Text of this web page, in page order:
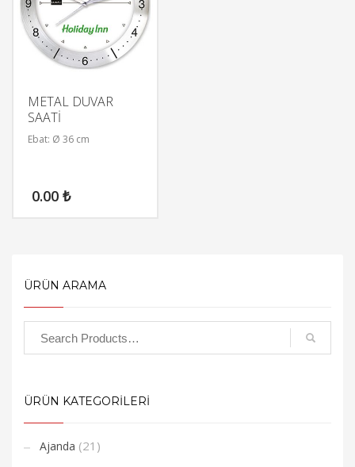
METAL DUVAR
SAATİ
Ebat: Ø 36 cm
0.00 ₺
ÜRÜN ARAMA
ÜRÜN KATEGORİLERİ
Ajanda (21)